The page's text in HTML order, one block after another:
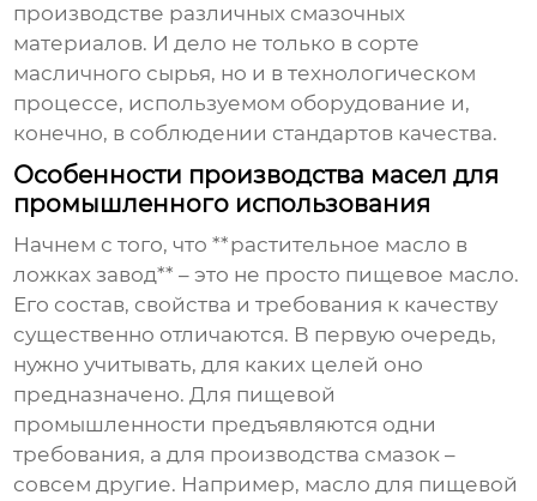
производстве различных смазочных
материалов. И дело не только в сорте
масличного сырья, но и в технологическом
процессе, используемом оборудование и,
конечно, в соблюдении стандартов качества.
Особенности производства масел для
промышленного использования
Начнем с того, что **растительное масло в
ложках завод** – это не просто пищевое масло.
Его состав, свойства и требования к качеству
существенно отличаются. В первую очередь,
нужно учитывать, для каких целей оно
предназначено. Для пищевой
промышленности предъявляются одни
требования, а для производства смазок –
совсем другие. Например, масло для пищевой